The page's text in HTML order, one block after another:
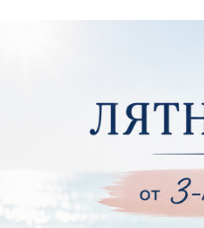
Елементи от хартия - Къщи, Врати,
Елементи от хартия - Пътешествия и
Елементи то хартия - Такове, табелки,
Елементи от хартия - Многопластови
Елементи от хартия - Други
Елементи от хартия - Готови